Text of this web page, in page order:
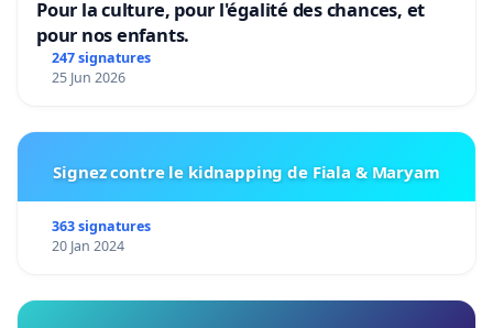
Pour la culture, pour l'égalité des chances, et
pour nos enfants.
247 signatures
25 Jun 2026
Signez contre le kidnapping de Fiala & Maryam
363 signatures
20 Jan 2024